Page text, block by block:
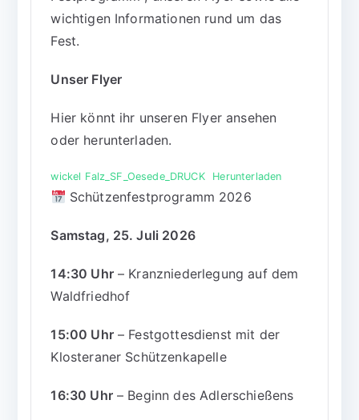
wichtigen Informationen rund um das
Fest.
Unser Flyer
Hier könnt ihr unseren Flyer ansehen
oder herunterladen.
wickel Falz_SF_Oesede_DRUCK Herunterladen
Schützenfestprogramm 2026
Samstag, 25. Juli 2026
14:30 Uhr– Kranzniederlegung auf dem
Waldfriedhof
15:00 Uhr– Festgottesdienst mit der
Klosteraner Schützenkapelle
16:30 Uhr– Beginn des Adlerschießens